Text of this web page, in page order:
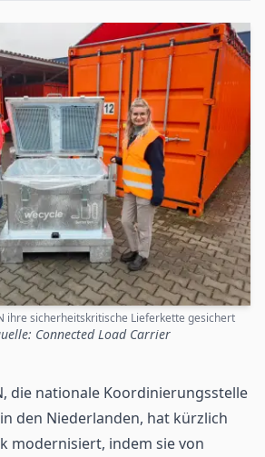
ihre sicherheitskritische Lieferkette gesichert
Connected Load Carrier
, die nationale Koordinierungsstelle
den Niederlanden, hat kürzlich
modernisiert, indem sie von